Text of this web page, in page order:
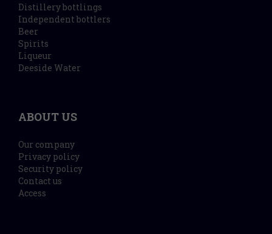
Distillery bottlings
Independent bottlers
Beer
Spirits
Liqueur
Deeside Water
ABOUT US
Our company
Privacy policy
Security policy
Contact us
Access